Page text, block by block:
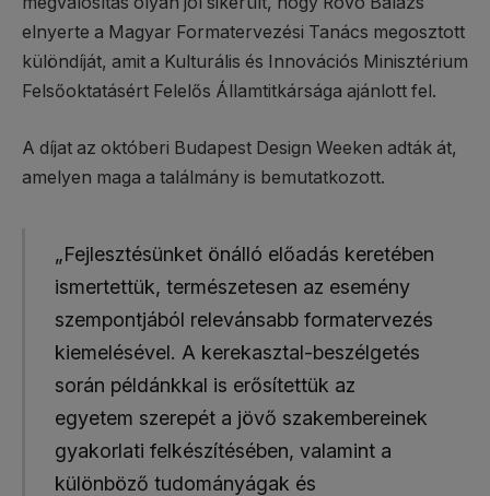
elnyerte a Magyar Formatervezési Tanács megosztott
különdíját, amit a Kulturális és Innovációs Minisztérium
Felsőoktatásért Felelős Államtitkársága ajánlott fel.
A díjat az októberi Budapest Design Weeken adták át,
amelyen maga a találmány is bemutatkozott.
„Fejlesztésünket önálló előadás keretében
ismertettük, természetesen az esemény
szempontjából relevánsabb formatervezés
kiemelésével. A kerekasztal-beszélgetés
során példánkkal is erősítettük az
egyetem szerepét a jövő szakembereinek
gyakorlati felkészítésében, valamint a
különböző tudományágak és